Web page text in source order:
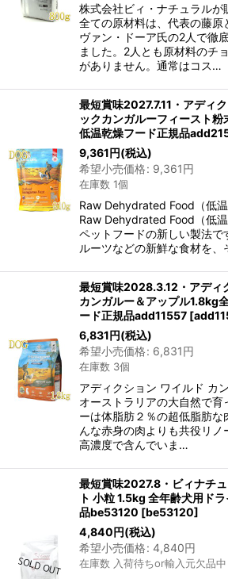
株式会社ビィ・ナチュラルが
全ての原材料は、代表の藤原
ヴァン・ドーア氏の2人で徹
ました。2人とも原材料のチ
がありません。通常はコス…
最短賞味2027.7.11・アディ
ックカンガルーフィースト
低温乾燥フード正規品
9,361円(税込)
希望小売価格: 9,361円
在庫数 1個
Raw Dehydrated Food（低
Raw Dehydrated Food（低温
ペットフードの新しい製法で
ルーツなどの新鮮な食材を
最短賞味2028.3.12・アディ
カンガルー＆アップル1.8kg
ード正規品add11557 [
6,831円(税込)
希望小売価格: 6,831円
在庫数 3個
アディクション ワイルド カ
オーストラリアの大自然で育
ーは体脂肪２％の超低脂肪な
んな赤身の肉よりも共役リ
高濃度で含んでいま…
最短賞味2027.8・ビィナチ
ト 小粒 1.5kg 全年齢犬用ド
品be53120 [be53120]
4,840円(税込)
希望小売価格: 4,840円
在庫数 入荷待ちor輸入元欠品中